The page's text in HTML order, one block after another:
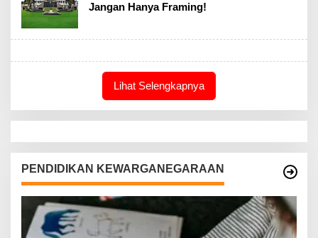
Jangan Hanya Framing!
Lihat Selengkapnya
PENDIDIKAN KEWARGANEGARAAN